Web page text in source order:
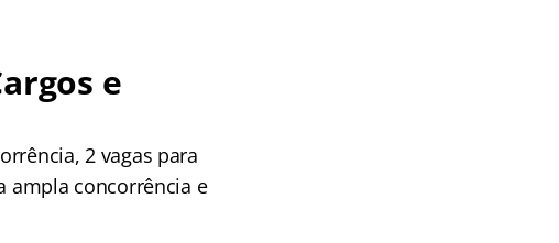
e
2 vagas para
ampla concorrência e